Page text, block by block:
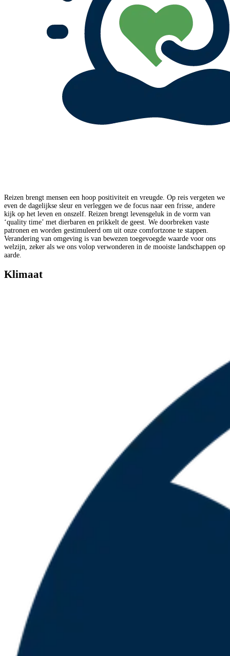
Reizen brengt mensen een hoop positiviteit en vreugde. Op reis vergeten we
even de dagelijkse sleur en verleggen we de focus naar een frisse, andere
kijk op het leven en onszelf. Reizen brengt levensgeluk in de vorm van
‘quality time’ met dierbaren en prikkelt de geest. We doorbreken vaste
patronen en worden gestimuleerd om uit onze comfortzone te stappen.
Verandering van omgeving is van bewezen toegevoegde waarde voor ons
welzijn, zeker als we ons volop verwonderen in de mooiste landschappen op
aarde.
Klimaat